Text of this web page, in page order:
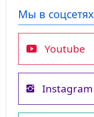
Мы в соцсетях
Youtube
Instagram